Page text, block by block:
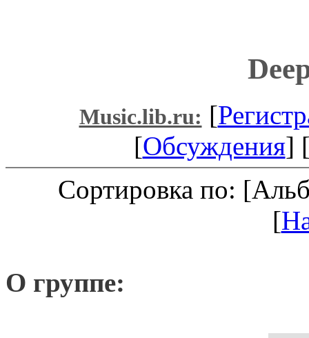
Music.lib.ru: [
[Обсуждения]
Сортировка по:
[
О группе: